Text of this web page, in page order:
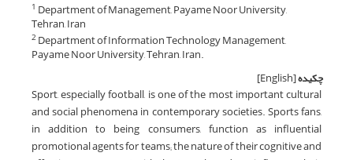
1 Department of Management, Payame Noor University,
Tehran, Iran
2Department of Information Technology Management,
Payame Noor University, Tehran, Iran.
چکیده[English]
Sport, especially football, is one of the most important cultural
and social phenomena in contemporary societies. Sports fans,
in addition to being consumers, function as influential
promotional agents for teams; the nature of their cognitive and